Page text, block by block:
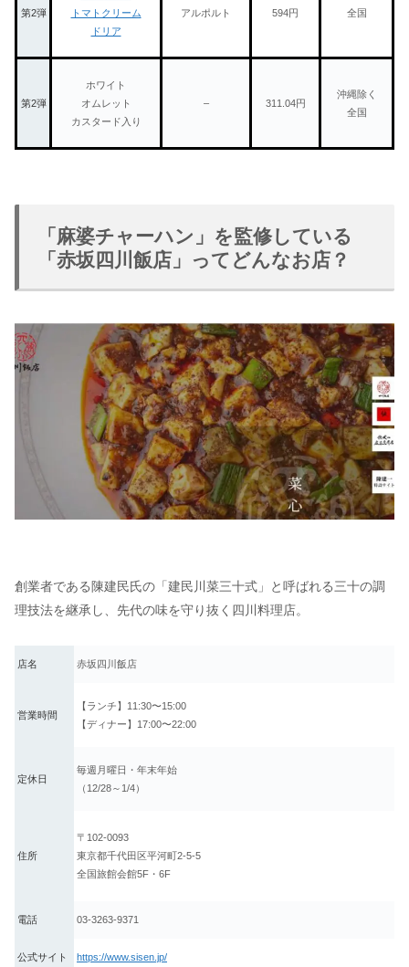
第2弾
トマトクリーム
ドリア
アルポルト 594円 全国
第2弾
ホワイト
オムレット
カスタード入り
– 311.04円
沖縄除く
全国
「麻婆チャーハン」を監修している
「赤坂四川飯店」ってどんなお店？
創業者である陳建民氏の「建民川菜三十式」と呼ばれる三十の調
理技法を継承し、先代の味を守り抜く四川料理店。
店名 赤坂四川飯店
営業時間
【ランチ】11:30〜15:00
【ディナー】17:00〜22:00
定休日
毎週月曜日・年末年始
（12/28～1/4）
住所
〒102-0093
東京都千代田区平河町2-5-5
全国旅館会館5F・6F
電話 03-3263-9371
公式サイト https://www.sisen.jp/